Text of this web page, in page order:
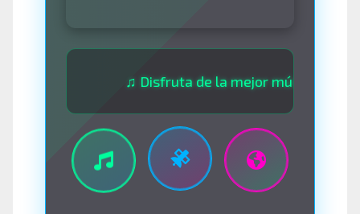
♫ Disfruta de la mejor música las 24 horas